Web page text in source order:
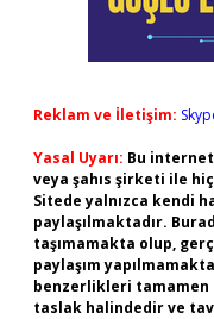
Reklam ve İletişim:
Yasal Uyarı: Bu
veya şahıs şirketi ile
Sitede yalnızca kendi
paylaşılmaktadır.
taşımamakta olup,
paylaşım
benzerlikleri
taslak halindedir ve